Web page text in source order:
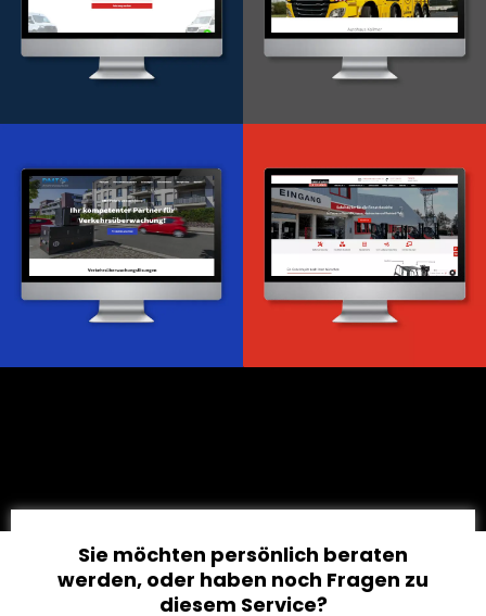
WordPress Entwicklung
Webdesign & -entwicklung
Sie möchten persönlich beraten
werden, oder haben noch Fragen zu
diesem Service?